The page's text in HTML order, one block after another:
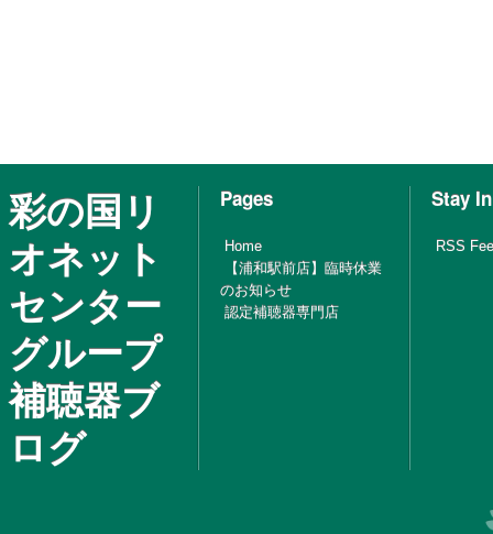
彩の国リ
オネット
センター
グループ
補聴器ブ
ログ
Pages
Home
【浦和駅前店】臨時休業
のお知らせ
認定補聴器専門店
Stay
RSS